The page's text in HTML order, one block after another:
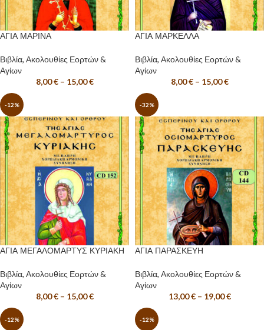
ΑΓΙΑ ΜΑΡΙΝΑ
Βιβλία, Ακολουθίες Εορτών &
Αγίων
8,00€ – 15,00€
ΑΓΙΑ ΜΑΡΚΕΛΛΑ
Βιβλία, Ακολουθίες Εορτών &
Αγίων
8,00€ – 15,00€
-12%
ΑΓΙΑ ΜΕΓΑΛΟΜΑΡΤΥΣ ΚΥΡΙΑΚΗ
Βιβλία, Ακολουθίες Εορτών &
Αγίων
8,00€ – 15,00€
-32%
ΑΓΙΑ ΠΑΡΑΣΚΕΥΗ
Βιβλία, Ακολουθίες Εορτών &
Αγίων
13,00€ – 19,00€
-12% -12%